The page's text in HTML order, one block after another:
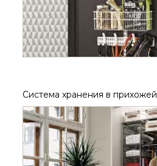
Система хранения в прихожей